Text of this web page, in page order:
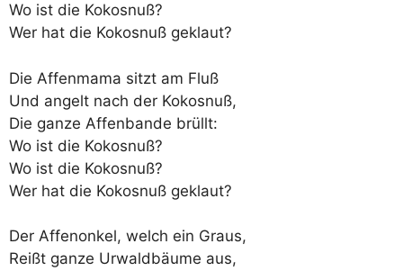
Wo ist die Kokosnuß?
Wer hat die Kokosnuß geklaut?
Die Affenmama sitzt am Fluß
Und angelt nach der Kokosnuß,
Die ganze Affenbande brüllt:
Wo ist die Kokosnuß?
Wo ist die Kokosnuß?
Wer hat die Kokosnuß geklaut?
Der Affenonkel, welch ein Graus,
Reißt ganze Urwaldbäume aus,